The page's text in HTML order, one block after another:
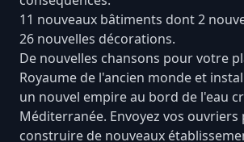
11 nouveaux bâtiments dont 2
26 nouvelles décorations.
De nouvelles chansons pour votre
Royaume de l'ancien monde et
un nouvel empire au bord de l'eau
Méditerranée. Envoyez vos
construire de nouveaux